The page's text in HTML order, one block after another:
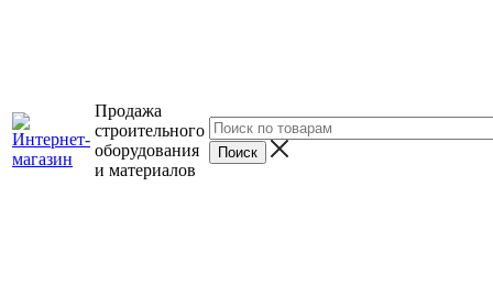
Продажа
строительного
оборудования
и материалов